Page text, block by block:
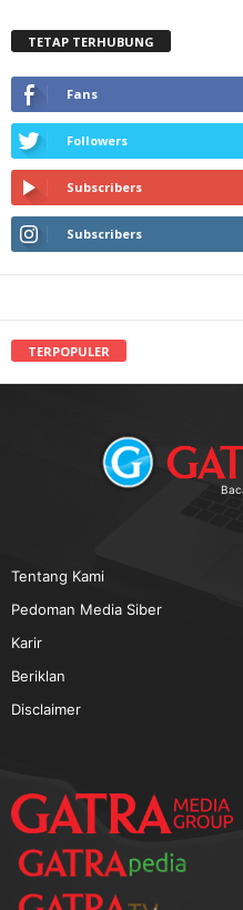
TETAP TERHUBUNG
Fans
Followers
Subscribers
Subscribers
TERPOPULER